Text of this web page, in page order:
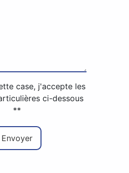
case, j'accepte les
ci-dessous
**
Envoyer